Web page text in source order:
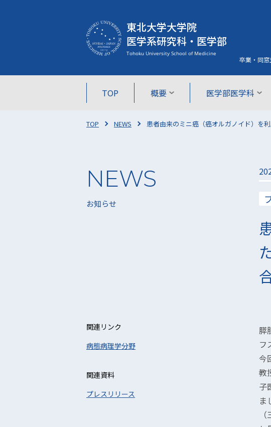
東北大学大学院
医学系研究科・医学部
TOP 概要 医学部医学科
卒業・同窓
TOP NEWS 患者由来のミニ癌（癌オルガノイド）を
お知らせ
膵
フ
今
教
子
ま
関連リンク
病態病理学分野
関連資料
プレスリリース